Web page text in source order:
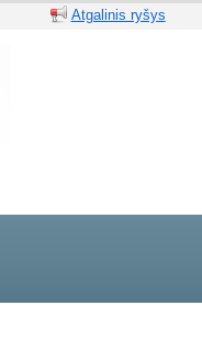
Atgalinis ryšys